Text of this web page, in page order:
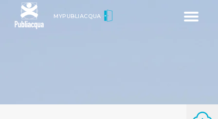
Toggle
MYPUBLIACQUA